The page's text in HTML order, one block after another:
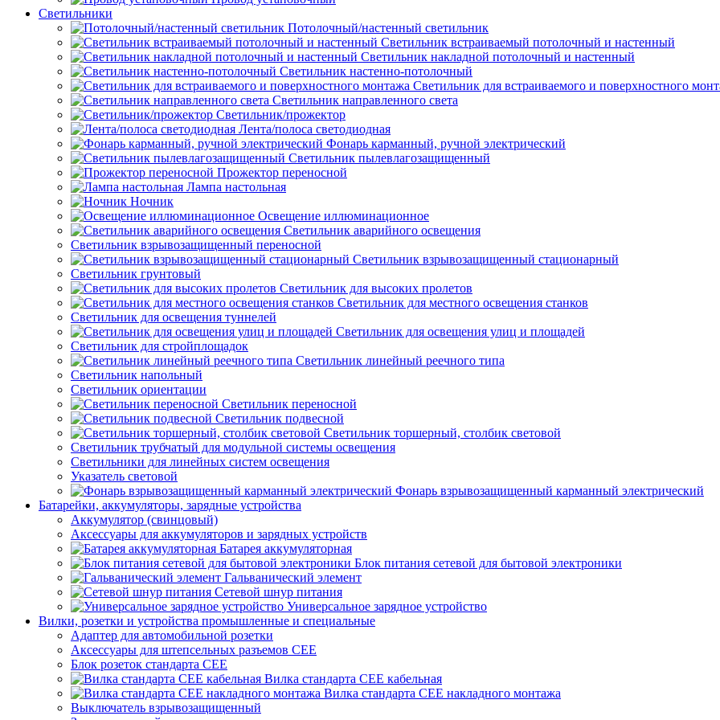
Светильники
Потолочный/настенный светильник
Светильник встраиваемый потолочный и настенный
Светильник накладной потолочный и настенный
Светильник настенно-потолочный
Светильник для встраиваемого и поверхностного
Светильник направленного света
Светильник/прожектор
Лента/полоса светодиодная
Фонарь карманный, ручной электрический
Светильник пылевлагозащищенный
Прожектор переносной
Лампа настольная
Ночник
Освещение иллюминационное
Светильник аварийного освещения
Светильник взрывозащищенный переносной
Светильник взрывозащищенный стационарный
Светильник грунтовый
Светильник для высоких пролетов
Светильник для местного освещения станков
Светильник для освещения туннелей
Светильник для освещения улиц и площадей
Светильник для стройплощадок
Светильник линейный реечного типа
Светильник напольный
Светильник ориентации
Светильник переносной
Светильник подвесной
Светильник торшерный, столбик световой
Светильник трубчатый для модульной системы освещения
Светильники для линейных систем освещения
Указатель световой
Фонарь взрывозащищенный карманный электрический
Батарейки, аккумуляторы, зарядные устройства
Аккумулятор (свинцовый)
Аксессуары для аккумуляторов и зарядных устройств
Батарея аккумуляторная
Блок питания сетевой для бытовой электроники
Гальванический элемент
Сетевой шнур питания
Универсальное зарядное устройство
Вилки, розетки и устройства промышленные и специальные
Адаптер для автомобильной розетки
Аксессуары для штепсельных разъемов CEE
Блок розеток стандарта CEE
Вилка стандарта CEE кабельная
Вилка стандарта CEE накладного монтажа
Выключатель взрывозащищенный